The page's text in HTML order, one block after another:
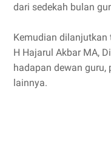
dari sedekah bulan
Kemudian
H Hajarul Akbar MA,
hadapan dewan
lainnya.